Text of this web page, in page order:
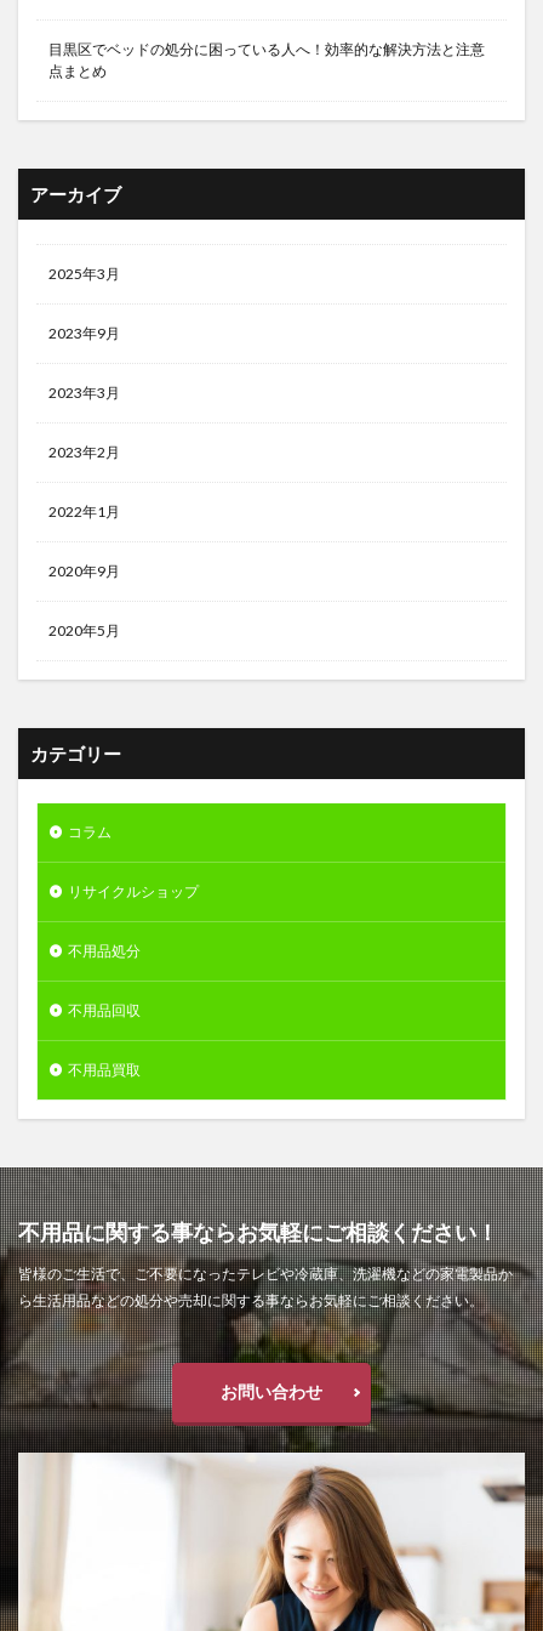
目黒区でベッドの処分に困っている人へ！効率的な解決方法と注意
点まとめ
アーカイブ
2025年3月
2023年9月
2023年3月
2023年2月
2022年1月
2020年9月
2020年5月
カテゴリー
コラム
リサイクルショップ
不用品処分
不用品回収
不用品買取
不用品に関する事ならお気軽にご相談ください！
皆様のご生活で、ご不要になったテレビや冷蔵庫、洗濯機などの家電製品か
ら生活用品などの処分や売却に関する事ならお気軽にご相談ください。
お問い合わせ